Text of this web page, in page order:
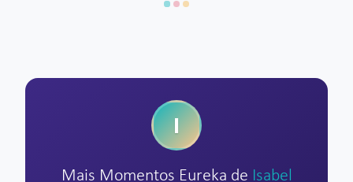
I
Mais Momentos Eureka de Isabel